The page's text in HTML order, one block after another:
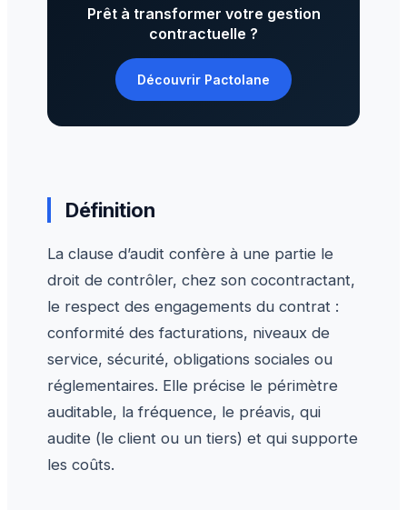
Définition
La clause d’audit confère à une partie le
droit de contrôler, chez son cocontractant,
le respect des engagements du contrat :
conformité des facturations, niveaux de
service, sécurité, obligations sociales ou
réglementaires. Elle précise le périmètre
auditable, la fréquence, le préavis, qui
audite (le client ou un tiers) et qui supporte
les coûts.
Prêt à transformer votre gestion
contractuelle ?
Découvrir Pactolane